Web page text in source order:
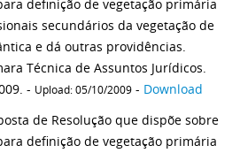
definição de vegetação primária
secundários da vegetação de
e dá outras providências.
Técnica de Assuntos Jurídicos.
- Upload: 05/10/2009 - Download
de Resolução que dispõe sobre
definição de vegetação primária